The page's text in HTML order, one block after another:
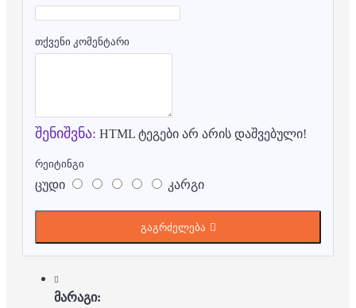
თქვენი კომენტარი
შენიშვნა: HTML ტეგები არ არის დაშვებული!
რეიტინგი
ცუდი კარგი
გაგრძელება
მარაგი: